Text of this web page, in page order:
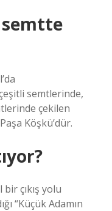
semtte
semtlerinde,
çekilen
Köşkü’dür.
çıkış yolu
“Küçük Adamın